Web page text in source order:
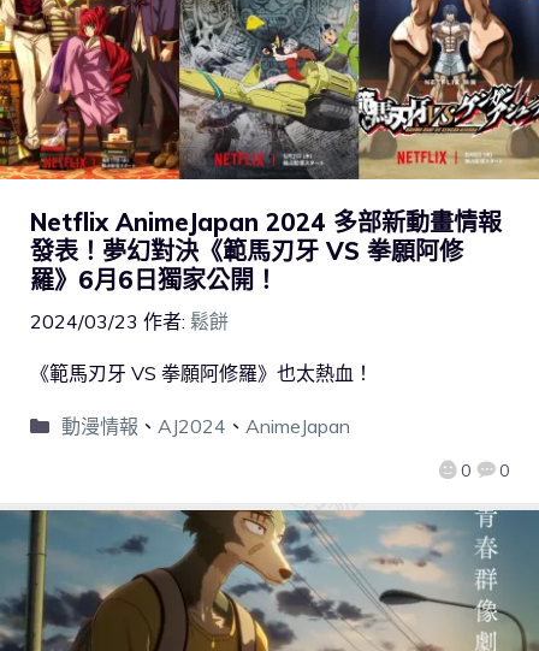
Netflix AnimeJapan 2024 多部新動畫情報
發表！夢幻對決《範馬刃牙 VS 拳願阿修
羅》6月6日獨家公開！
2024/03/23 作者: 鬆餅
0 0
《範馬刃牙 VS 拳願阿修羅》也太熱血！
動漫情報 、 AJ2024 、 AnimeJapan